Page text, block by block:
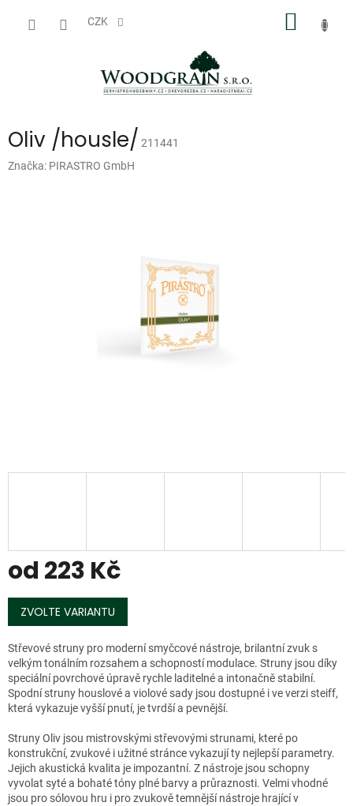
CZK
Oliv /housle/ 211441
Značka: PIRASTRO GmbH
od 223 Kč
Měrná
cena:
ZVOLTE VARIANTU
Střevové struny pro moderní smyčcové nástroje, brilantní zvuk s
velkým tonálním rozsahem a schopností modulace. Struny jsou díky
speciální povrchové úpravě rychle laditelné a intonačně stabilní.
Spodní struny houslové a violové sady jsou dostupné i ve verzi steiff,
která vykazuje vyšší pnutí, je tvrdší a pevnější.
Struny Oliv jsou mistrovskými střevovými strunami, které po
konstrukční, zvukové i užitné stránce vykazují ty nejlepší parametry.
Jejich akustická kvalita je impozantní. Z nástroje jsou schopny
vyvolat syté a bohaté tóny plné barvy a průraznosti. Velmi vhodné
jsou pro sólovou hru i pro zvukově temnější nástroje hrající v